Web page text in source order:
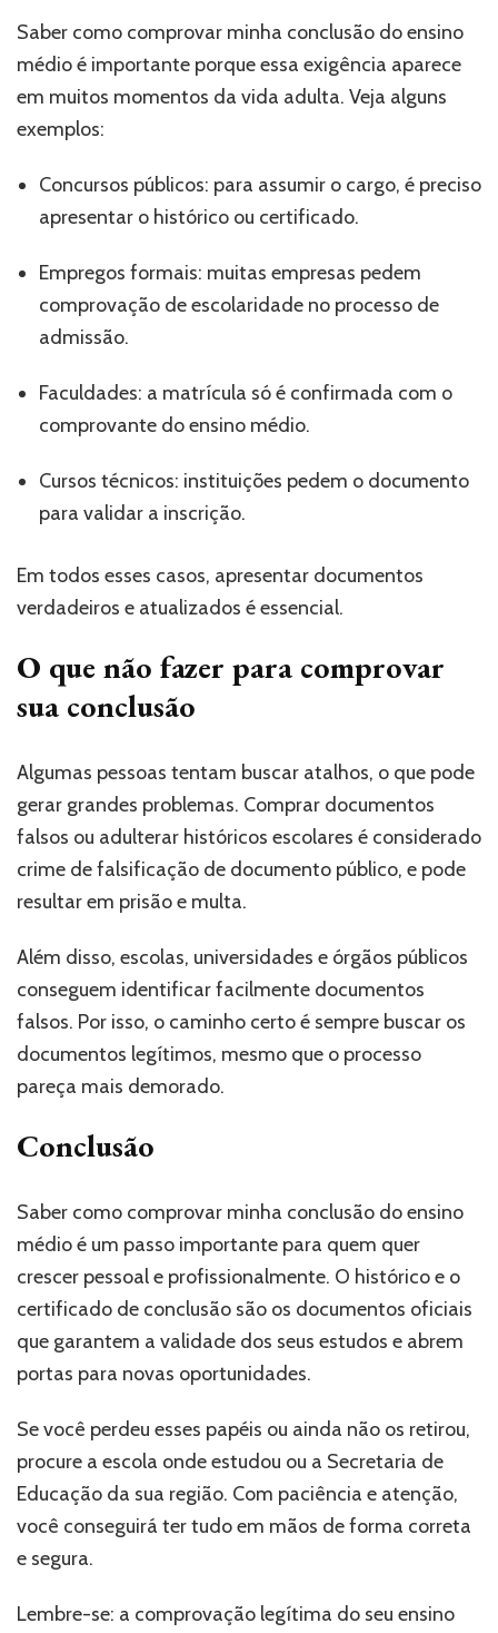
Saber como comprovar minha conclusão do ensino
médio é importante porque essa exigência aparece
em muitos momentos da vida adulta. Veja alguns
exemplos:
Concursos públicos: para assumir o cargo, é preciso
apresentar o histórico ou certificado.
Empregos formais: muitas empresas pedem
comprovação de escolaridade no processo de
admissão.
Faculdades: a matrícula só é confirmada com o
comprovante do ensino médio.
Cursos técnicos: instituições pedem o documento
para validar a inscrição.
Em todos esses casos, apresentar documentos
verdadeiros e atualizados é essencial.
O que não fazer para comprovar
sua conclusão
Algumas pessoas tentam buscar atalhos, o que pode
gerar grandes problemas. Comprar documentos
falsos ou adulterar históricos escolares é considerado
crime de falsificação de documento público, e pode
resultar em prisão e multa.
Além disso, escolas, universidades e órgãos públicos
conseguem identificar facilmente documentos
falsos. Por isso, o caminho certo é sempre buscar os
documentos legítimos, mesmo que o processo
pareça mais demorado.
Conclusão
Saber como comprovar minha conclusão do ensino
médio é um passo importante para quem quer
crescer pessoal e profissionalmente. O histórico e o
certificado de conclusão são os documentos oficiais
que garantem a validade dos seus estudos e abrem
portas para novas oportunidades.
Se você perdeu esses papéis ou ainda não os retirou,
procure a escola onde estudou ou a Secretaria de
Educação da sua região. Com paciência e atenção,
você conseguirá ter tudo em mãos de forma correta
e segura.
Lembre-se: a comprovação legítima do seu ensino